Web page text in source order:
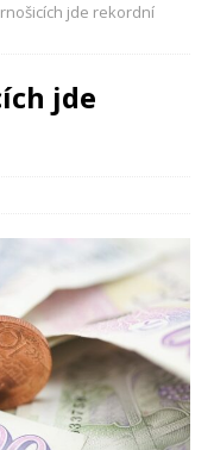
jde rekordní
jde